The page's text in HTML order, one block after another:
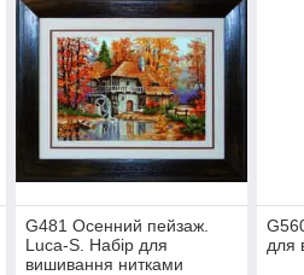
G481 Осенний пейзаж.
Luca-S. Набір для
вишивання нитками
для